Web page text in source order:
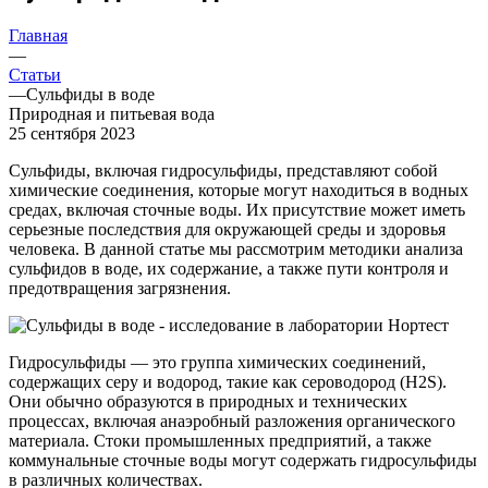
Главная
—
Статьи
—Сульфиды в воде
Природная и питьевая вода
25 сентября 2023
Сульфиды, включая гидросульфиды, представляют собой
химические соединения, которые могут находиться в водных
средах, включая сточные воды. Их присутствие может иметь
серьезные последствия для окружающей среды и здоровья
человека. В данной статье мы рассмотрим методики анализа
сульфидов в воде, их содержание, а также пути контроля и
предотвращения загрязнения.
Гидросульфиды — это группа химических соединений,
содержащих серу и водород, такие как сероводород (H2S).
Они обычно образуются в природных и технических
процессах, включая анаэробный разложения органического
материала. Стоки промышленных предприятий, а также
коммунальные сточные воды могут содержать гидросульфиды
в различных количествах.